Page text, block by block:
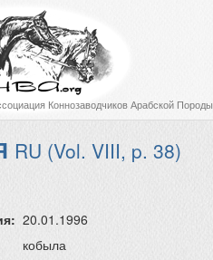
Коннозаводчиков Арабской Породы
RU (Vol. VIII, p. 38)
20.01.1996
кобыла